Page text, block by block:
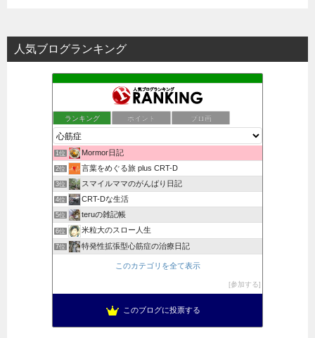
人気ブログランキング
ランキング ポイント ブロ画
1位 Mormor日記
2位 言葉をめぐる旅 plus CRT-D
3位 スマイルママのがんばり日記
4位 CRT-Dな生活
5位 teruの雑記帳
6位 米粒大のスロー人生
7位 特発性拡張型心筋症の治療日記
このカテゴリを全て表示
参加する
このブログに投票する